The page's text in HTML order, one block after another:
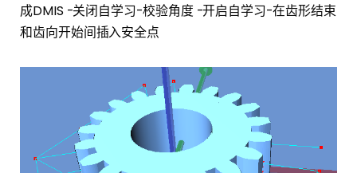
成DMIS -关闭自学习-校验角度 -开启自学习-在齿形结束
和齿向开始间插入安全点